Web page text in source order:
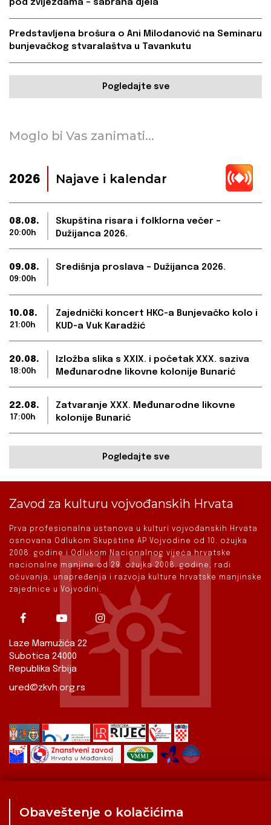
pod zvijezdama – sabrana djela
Predstavljena brošura o Ani Milodanović na Seminaru
bunjevačkog stvaralaštva u Tavankutu
Pogledajte sve
Moglo bi Vas zanimati...
2026 Najave i kalendar
08.08.
20:00h
Skupština risara i folklorna večer –
Dužijanca 2026.
09.08.
09:00h
Središnja proslava – Dužijanca 2026.
10.08.
21:00h
Zajednički koncert HKC-a Bunjevačko kolo i
KUD-a Vuk Karadžić
20.08.
18:00h
Izložba slika s XXIX. i početak XXX. saziva
Međunarodne likovne kolonije Bunarić
22.08.
17:00h
Zatvaranje XXX. Međunarodne likovne
kolonije Bunarić
Pogledajte sve
Zavod za kulturu vojvođanskih Hrvata
Prva profesionalna ustanova u kulturi vojvođanskih Hrvata
osnovana Odlukom Skupštine AP Vojvodine od 10. ožujka
2008. godine i Odlukom Nacionalnog vijeća hrvatske
nacionalne manjine od 29. ožujka 2008. godine, radi
očuvanja, unapređenja i razvoja kulture hrvatske manjinske
zajednice u Vojvodini.
Laze Mamužića 22
Subotica 24000
Republika Srbija
ured@zkvh.org.rs
Obaveštenje o kolačićima